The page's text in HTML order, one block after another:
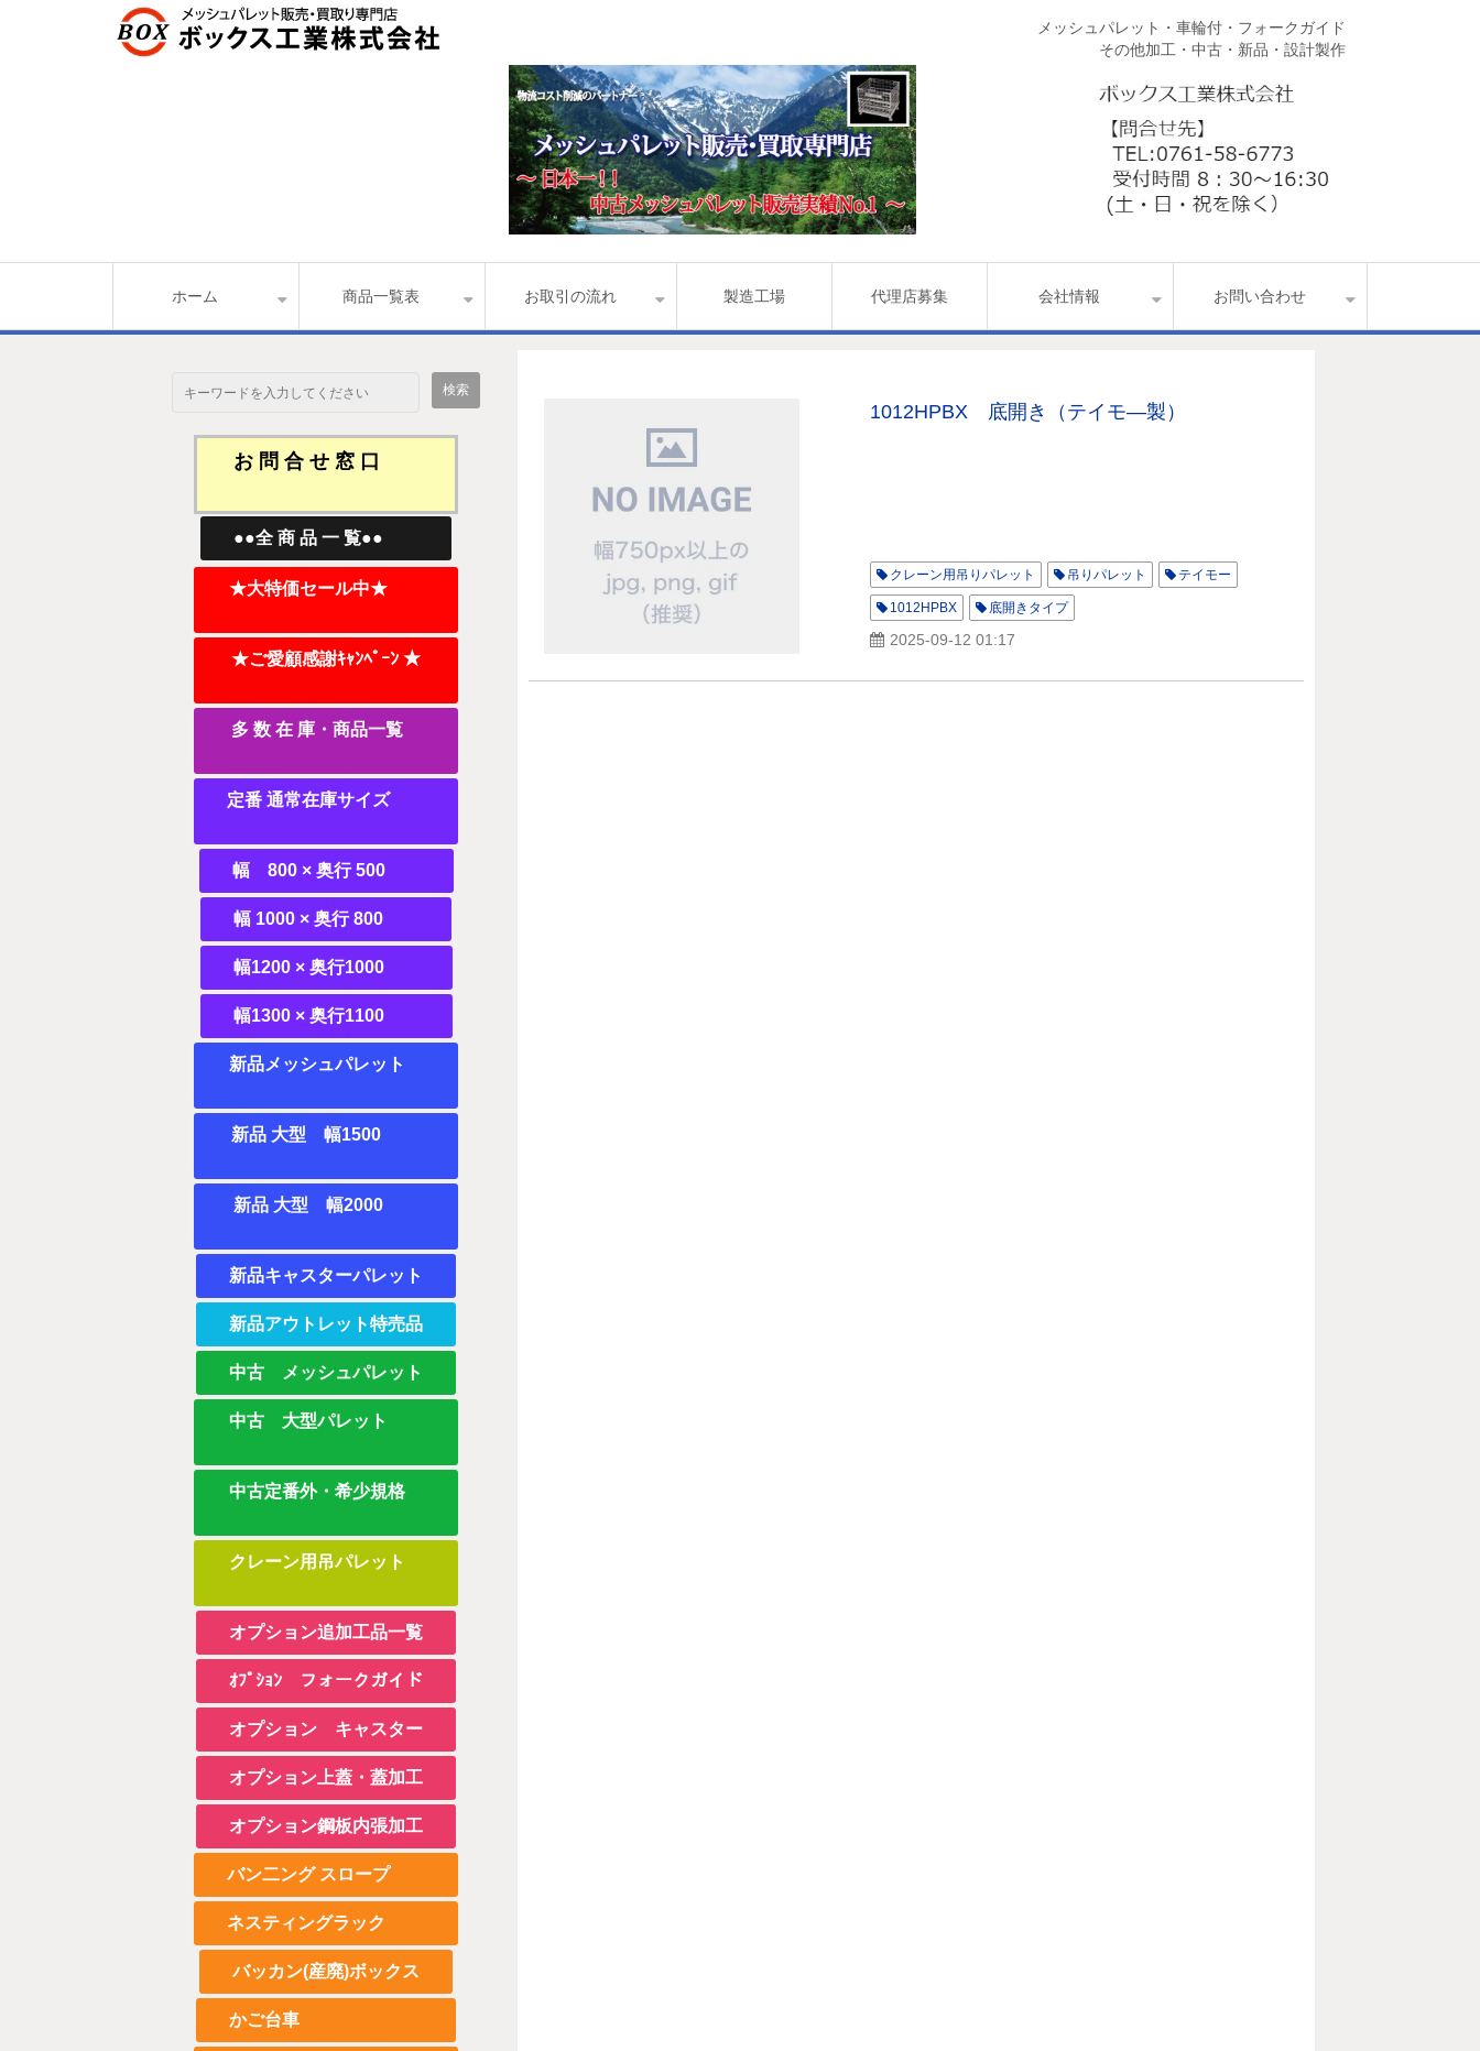
メッシュパレット・車輪付・フォークガイド
その他加工・中古・新品・設計製作
ホーム 商品一覧表 お取引の流れ 製造工場 代理店募集 会社情報 お問い合わせ
お 問 合 せ 窓 口
●●全 商 品 一 覧●●
★大特価セール中★
★ご愛顧感謝ｷｬﾝﾍﾟｰﾝ ★
多 数 在 庫・商品一覧
定番 通常在庫サイズ
幅 800 × 奥行 500
幅 1000 × 奥行 800
幅1200 × 奥行1000
幅1300 × 奥行1100
新品メッシュパレット
新品 大型 幅1500
新品 大型 幅2000
新品キャスターパレット
新品アウトレット特売品
中古 メッシュパレット
中古 大型パレット
中古定番外・希少規格
クレーン用吊パレット
オプション追加工品一覧
ｵﾌﾟｼｮﾝ フォークガイド
オプション キャスター
オプション上蓋・蓋加工
オプション鋼板内張加工
バン二ング スロープ
ネスティングラック
バッカン(産廃)ボックス
かご台車
1012HPBX 底開き（テイモ―製）
クレーン用吊りパレット 吊りパレット テイモー
1012HPBX 底開きタイプ
2025-09-12 01:17